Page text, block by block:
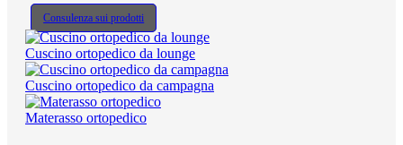
Consulenza sui prodotti
Cuscino ortopedico da lounge
Cuscino ortopedico da campagna
Materasso ortopedico